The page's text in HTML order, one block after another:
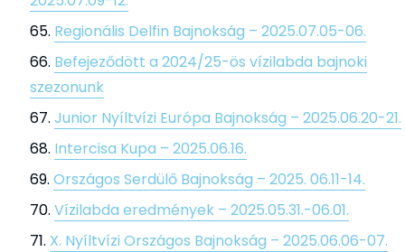
Regionális Delfin Bajnokság – 2025.07.05-06.
Befejeződött a 2024/25-ös vízilabda bajnoki
szezonunk
Junior Nyíltvízi Európa Bajnokság – 2025.06.20-21.
Intercisa Kupa – 2025.06.16.
Országos Serdülő Bajnokság – 2025. 06.11-14.
Vízilabda eredmények – 2025.05.31.-06.01.
X. Nyíltvízi Országos Bajnokság – 2025.06.06-07.